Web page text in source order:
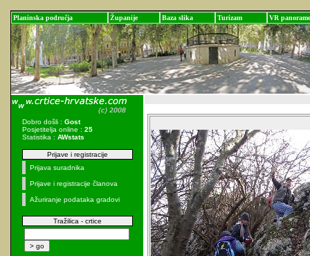
Planinska područja Županije Baza slika Turizam VR panorame
Dobro došli : Gost
Posjetitelja online : 25
Statistika : AWstats
Prijave i registracije
Prijava suradnika
Prijave i registracije članova
Ažuriranje podataka gradovi
Tražilica - crtice